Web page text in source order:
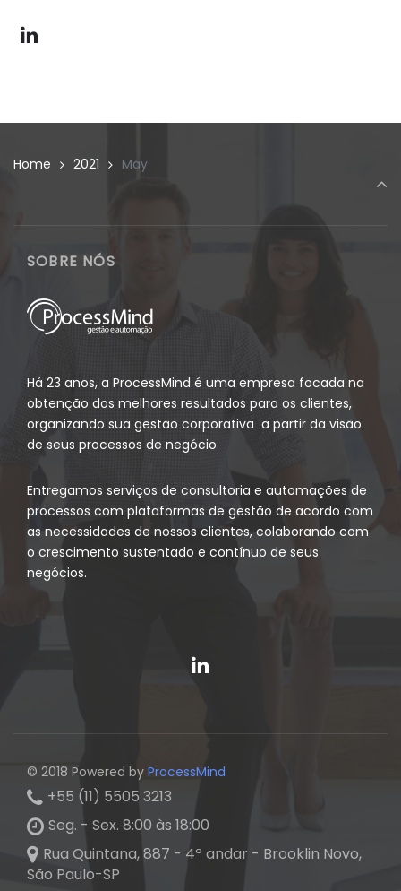
Home 2021 May
SOBRE NÓS
Há 23 anos, a ProcessMind é uma empresa focada na
obtenção dos melhores resultados para os clientes,
organizando sua gestão corporativa a partir da visão
de seus processos de negócio.
Entregamos serviços de consultoria e automações de
processos com plataformas de gestão de acordo com
as necessidades de nossos clientes, colaborando com
o crescimento sustentado e contínuo de seus
negócios.
© 2018 Powered by ProcessMind
+55 (11) 5505 3213
Seg. - Sex. 8:00 às 18:00
Rua Quintana, 887 - 4º andar - Brooklin Novo,
São Paulo-SP